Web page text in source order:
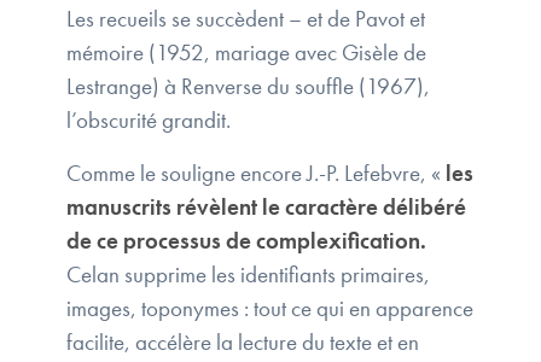
Les recueils se succèdent – et de Pavot et
mémoire (1952, mariage avec Gisèle de
Lestrange) à Renverse du souffle (1967),
l’obscurité grandit.
Comme le souligne encore J.-P. Lefebvre, « les
manuscrits révèlent le caractère délibéré
de ce processus de complexification.
Celan supprime les identifiants primaires,
images, toponymes : tout ce qui en apparence
facilite, accélère la lecture du texte et en